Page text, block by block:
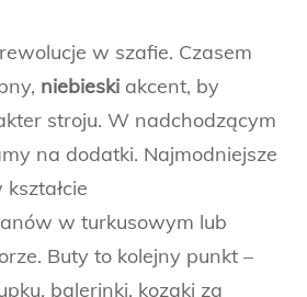
w szafie. Czasem
niebieski akcent, by
stroju. W nadchodzącym
na dodatki. Najmodniejsze
w turkusowym lub
Buty to kolejny punkt –
balerinki, kozaki za